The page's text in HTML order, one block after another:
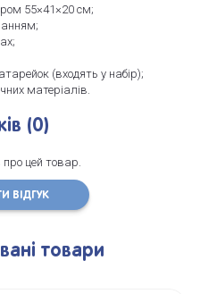
55×41×20 см;
(входять у набір);
матеріалів.
(0)
про цей товар.
ВІДГУК
товари